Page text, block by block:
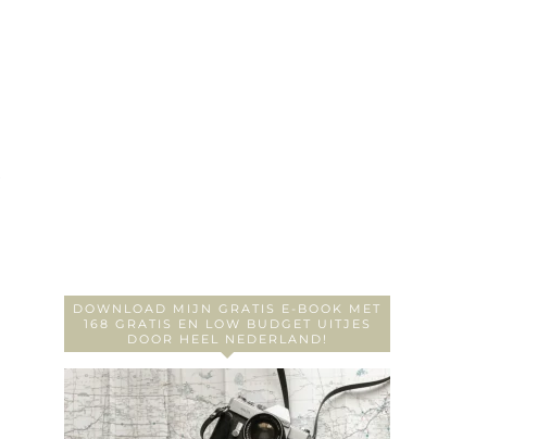
DOWNLOAD MIJN GRATIS E-BOOK MET
168 GRATIS EN LOW BUDGET UITJES
DOOR HEEL NEDERLAND!